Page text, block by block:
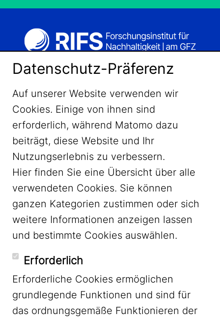
LinkedIn
YouTube
Mastodon
Datenschutz-Präferenz
Auf unserer Website verwenden wir
Cookies. Einige von ihnen sind
erforderlich, während Matomo dazu
beiträgt, diese Website und Ihr
Nutzungserlebnis zu verbessern.
Hier finden Sie eine Übersicht über alle
verwendeten Cookies. Sie können
ganzen Kategorien zustimmen oder sich
weitere Informationen anzeigen lassen
und bestimmte Cookies auswählen.
Erforderlich
Erforderliche Cookies ermöglichen
grundlegende Funktionen und sind für
das ordnungsgemäße Funktionieren der